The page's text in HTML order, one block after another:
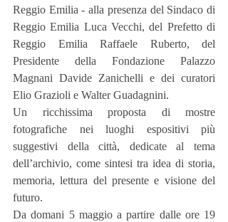
Reggio Emilia - alla presenza del Sindaco di
Reggio Emilia Luca Vecchi, del Prefetto di
Reggio Emilia Raffaele Ruberto, del
Presidente della Fondazione Palazzo
Magnani Davide Zanichelli e dei curatori
Elio Grazioli e Walter Guadagnini.
Un ricchissima proposta di mostre
fotografiche nei luoghi espositivi più
suggestivi della città, dedicate al tema
dell’archivio, come sintesi tra idea di storia,
memoria, lettura del presente e visione del
futuro.
Da domani 5 maggio a partire dalle ore 19